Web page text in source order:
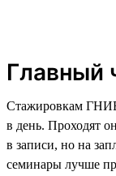
Главный
Стажировкам
в день. Проходят
в записи, но на
семинары лучше